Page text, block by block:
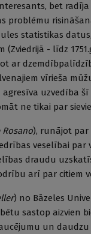
bet
problēmu
statistikas
(Zviedrijā - līdz
ar
vīrieša
uzvedība
ne tikai par
Rosano), runājot par
veselībai par
draudu
arī par citiem
) no Bāzeles
sastop aizvien
un